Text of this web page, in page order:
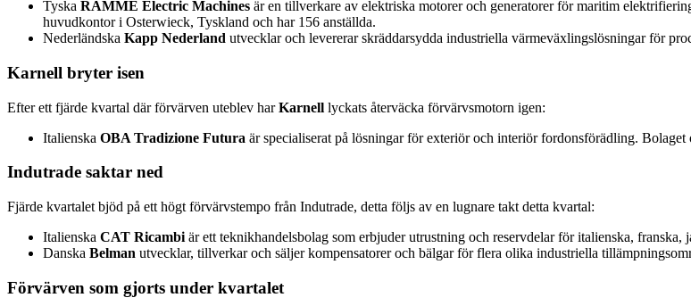
Tyska RAMME Electric Machines är en tillverkare av elektriska motorer och generatorer för maritim
huvudkontor i Osterwieck, Tyskland och har 156 anställda.
Nederländska Kapp Nederland utvecklar och levererar skräddarsydda industriella värmeväxlingslösningar för
Karnell bryter isen
Efter ett fjärde kvartal där förvärven uteblev harKarnell lyckats återväcka förvärvsmotorn igen:
Italienska OBA Tradizione Futura är specialiserat på lösningar för exteriör och interiör fordonsförädling.
Indutrade saktar ned
Fjärde kvartalet bjöd på ett högt förvärvstempo från Indutrade, detta följs av en lugnare takt detta kvartal:
Italienska CAT Ricambi är ett teknikhandelsbolag som erbjuder utrustning och reservdelar för italienska, franska,
Danska Belman utvecklar, tillverkar och säljer kompensatorer och bälgar för flera olika industriella
Förvärven som gjorts under kvartalet